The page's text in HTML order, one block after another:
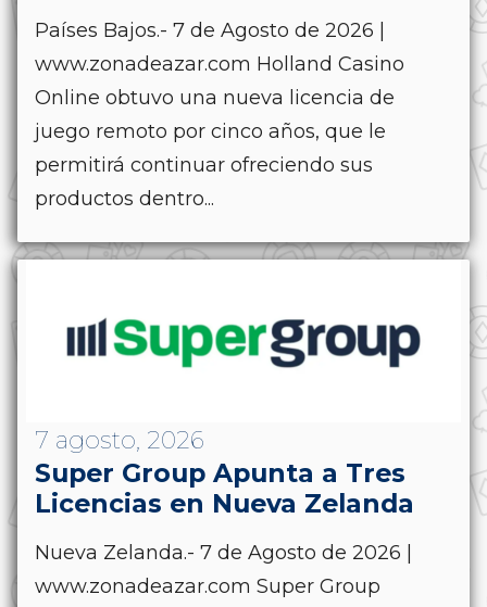
Países Bajos.- 7 de Agosto de 2026 |
www.zonadeazar.com Holland Casino
Online obtuvo una nueva licencia de
juego remoto por cinco años, que le
permitirá continuar ofreciendo sus
productos dentro...
7 agosto, 2026
Super Group Apunta a Tres
Licencias en Nueva Zelanda
Nueva Zelanda.- 7 de Agosto de 2026 |
www.zonadeazar.com Super Group